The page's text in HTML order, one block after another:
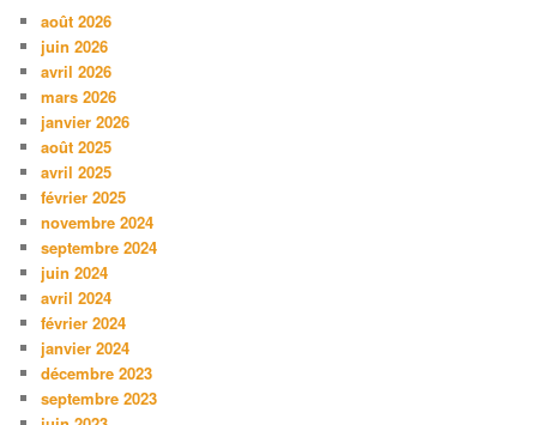
août 2026
juin 2026
avril 2026
mars 2026
janvier 2026
août 2025
avril 2025
février 2025
novembre 2024
septembre 2024
juin 2024
avril 2024
février 2024
janvier 2024
décembre 2023
septembre 2023